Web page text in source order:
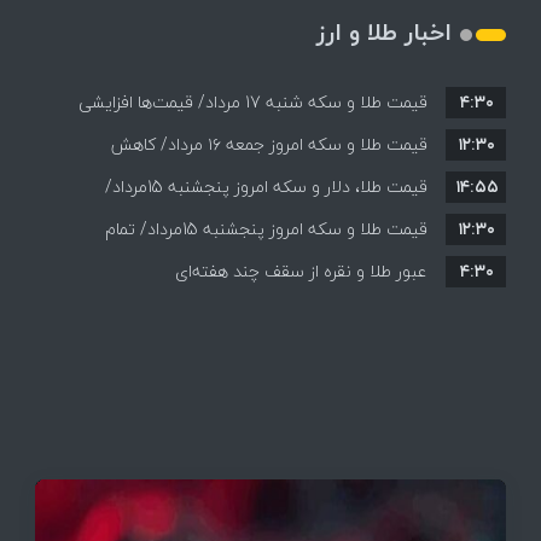
اخبار طلا و ارز
قیمت طلا و سکه شنبه 17 مرداد/ قیمت‌ها افزایشی
۴:۳۰
قیمت طلا و سکه امروز جمعه ۱۶ مرداد/ کاهش
قیمت ها+ جدول و جزییات
۱۲:۳۰
قیمت طلا، دلار و سکه امروز پنجشنبه 15مرداد/
افزایش قیمت ها + جدول
۱۴:۵۵
قیمت طلا و سکه امروز پنجشنبه 15مرداد/ تمام
قیمت ها بر مدار افزایش + جدول
۱۲:۳۰
عبور طلا و نقره از سقف چند هفته‌ای
۴:۳۰